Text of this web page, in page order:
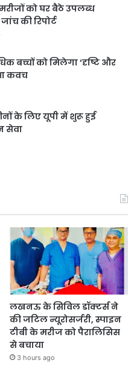
को घर बैठे उपलब्ध
की रिपोर्ट
बच्चों को मिलेगा ‘दृष्टि और
कवच
के लिए यूपी में शुरू हुई
सेवा
लखनऊ के सिविल डॉक्‍टर्स ने
की जटिल न्यूरोसर्जरी, स्पाइन
टीबी के मरीज को पैरालिसिस
से बचाया
3 hours ago